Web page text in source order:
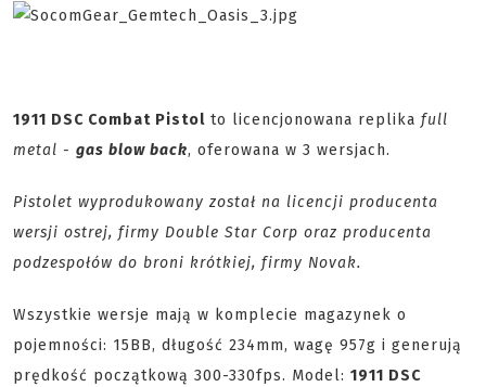
1911 DSC Combat Pistol to licencjonowana replika full
metal - gas blow back, oferowana w 3 wersjach.
Pistolet wyprodukowany został na licencji producenta
wersji ostrej, firmy Double Star Corp oraz producenta
podzespołów do broni krótkiej, firmy Novak.
Wszystkie wersje mają w komplecie magazynek o
pojemności: 15BB, długość 234mm, wagę 957g i generują
prędkość początkową 300-330fps. Model: 1911 DSC